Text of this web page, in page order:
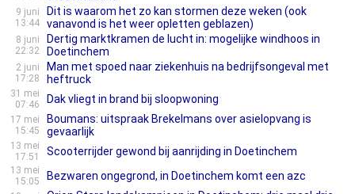
9 juni
13:44
Dit is waarom het zo kan stormen deze weken (ook
vanavond is het weer opletten geblazen)
8 juni
22:32
Dertig marktkramen de lucht in: mogelijke windhoos in
Doetinchem
2 juni
17:28
Man met spoed naar ziekenhuis na bedrijfsongeval met
heftruck
31 mei
07:46
Dak vliegt in brand bij sloopwoning
17 mei
15:45
Boumans: uitspraak Brekelmans over asielopvang is
gevaarlijk
13 mei
17:51
Scooterrijder gewond bij aanrijding in Doetinchem
13 mei
15:05
Bezwaren ongegrond, in Doetinchem komt een azc